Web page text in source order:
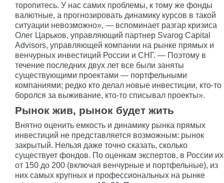
торопитесь. У нас самих проблемы, к тому же фонды
валютные, а прогнозировать динамику курсов в такой
ситуации невозможно», — вспоминает разгар кризиса
Олег Царьков, управляющий партнер Svarog Capital
Advisors, управляющей компании на рынке прямых и
венчурных инвестиций России и СНГ. — Поэтому в
течение последних двух лет все были заняты
существующими проектами — портфельными
компаниями; редко кто делал новые инвестиции, кто-то
боролся за выживание, кто-то списывал проекты».
Рынок жив, рынок будет жить
Внятно оценить емкость и динамику рынка прямых
инвестиций не представляется возможным: рынок
закрытый. Нельзя даже точно сказать, сколько
существует фондов. По оценкам экспертов, в России их
от 150 до 200 (включая венчурные и портфельные), из
них самых крупных и профессиональных на рынке